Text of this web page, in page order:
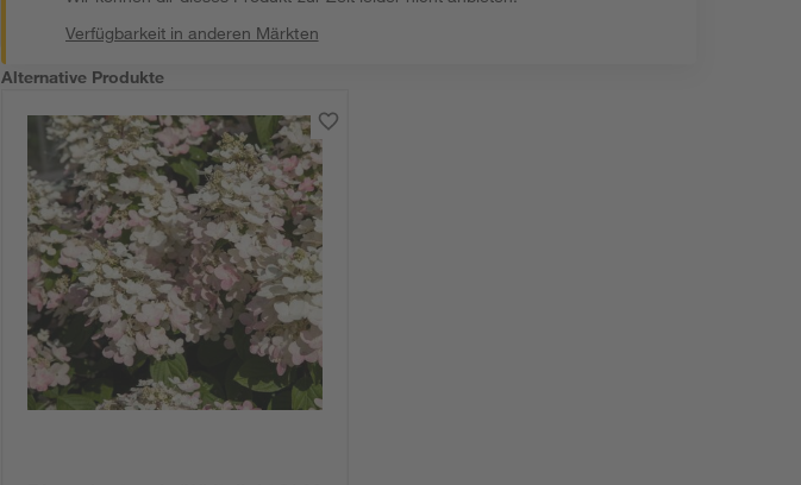
Verfügbarkeit in anderen Märkten
Alternative Produkte